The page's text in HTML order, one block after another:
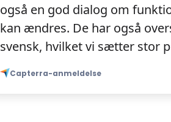
også en god dialog om
kan ændres. De har også
svensk, hvilket vi sætter stor
Capterra-anmeldelse